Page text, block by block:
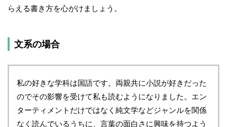
らえる書き方を心がけましょう。
文系の場合
私の好きな学科は国語です。両親共に小説が好きだった
のでその影響を受けて私も読むようになりました。エン
ターティメントだけではなく純文学などジャンルを関係
なく読んでいるうちに、言葉の面白さに興味を持つよう